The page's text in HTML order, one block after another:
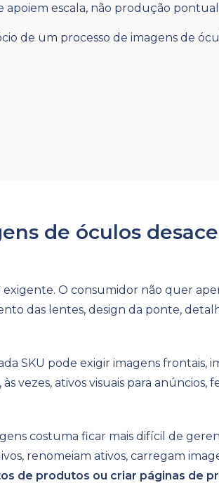
apoiem escala, não produção
de um processo de imagens de
de óculos
O consumidor não quer
das lentes, design da ponte,
SKU pode exigir imagens frontais,
vezes, ativos visuais para anúncios,
costuma ficar mais difícil de
renomeiam ativos, carregam
de produtos ou criar páginas de